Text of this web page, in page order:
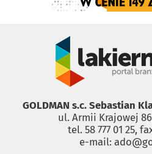
GOLDMAN s.c. Sebastian
ul. Armii Krajowej
tel. 58 777 01 25,
e-mail: